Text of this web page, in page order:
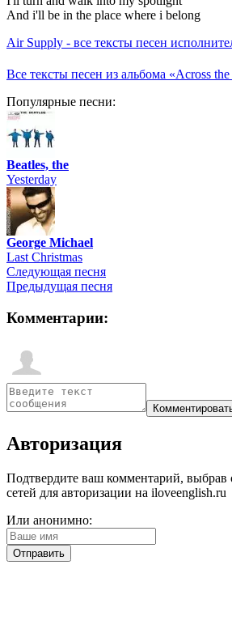
And i'll be in the place where i belong
Air Supply - все тексты песен
Все тексты песен из альбома «Across
Популярные песни:
Beatles, the
Yesterday
George Michael
Last Christmas
Следующая песня
Предыдущая песня
Комментарии:
Авторизация
Подтвердите ваш комментарий, выбрав
сетей для авторизации на iloveenglish.ru
Или анонимно: